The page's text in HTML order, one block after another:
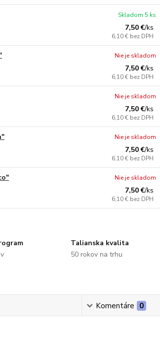
7,50 €/ks
6,10 € bez DPH
Skladom 5 ks
7,50 €/ks
6,10 € bez DPH
Nie je skladom
7,50 €/ks
6,10 € bez DPH
Nie je skladom
7,50 €/ks
6,10 € bez DPH
Nie je skladom
7,50 €/ks
6,10 € bez DPH
Nie je skladom
Talianska kvalita
50 rokov na trhu
Komentáre 0